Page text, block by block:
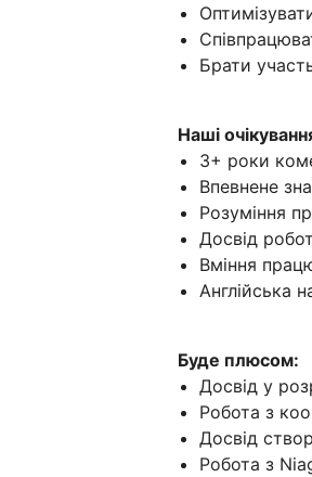
Брати
Наші
3+ роки
Впевнене
Розуміння
Досвід
Вміння
Англійська
Буде плюсом:
Досвід у
Робота з
Досвід
Робота з